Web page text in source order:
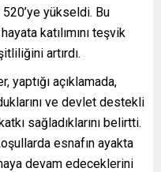
yükseldi. Bu
katılımını teşvik
artırdı.
yaptığı açıklamada,
ve devlet destekli
sağladıklarını belirtti.
esnafın ayakta
devam edeceklerini